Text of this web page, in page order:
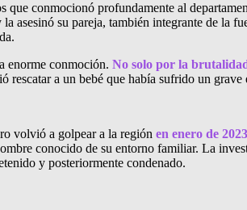
que conmocionó profundamente al
asesinó su pareja, también integrante de la
enorme conmoción. No solo por la
rescatar a un bebé que había sufrido un
volvió a golpear a la región en enero de
conocido de su entorno familiar. La
y posteriormente condenado.